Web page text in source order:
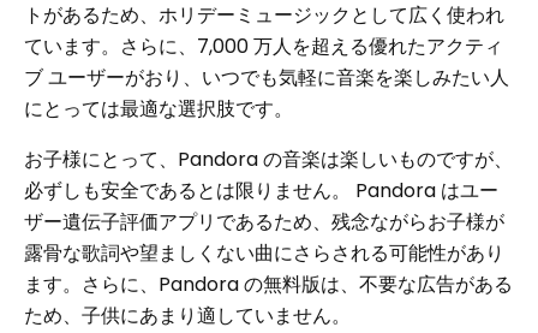
トがあるため、ホリデーミュージックとして広く使われ
ています。さらに、7,000 万人を超える優れたアクティ
ブ ユーザーがおり、いつでも気軽に音楽を楽しみたい人
にとっては最適な選択肢です。
お子様にとって、Pandora の音楽は楽しいものですが、
必ずしも安全であるとは限りません。 Pandora はユー
ザー遺伝子評価アプリであるため、残念ながらお子様が
露骨な歌詞や望ましくない曲にさらされる可能性があり
ます。さらに、Pandora の無料版は、不要な広告がある
ため、子供にあまり適していません。